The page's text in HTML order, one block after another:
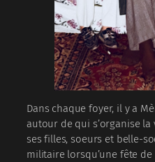
Dans chaque foyer, il y a
autour de qui s’organise
ses filles, soeurs et belle-
militaire lorsqu’une fête